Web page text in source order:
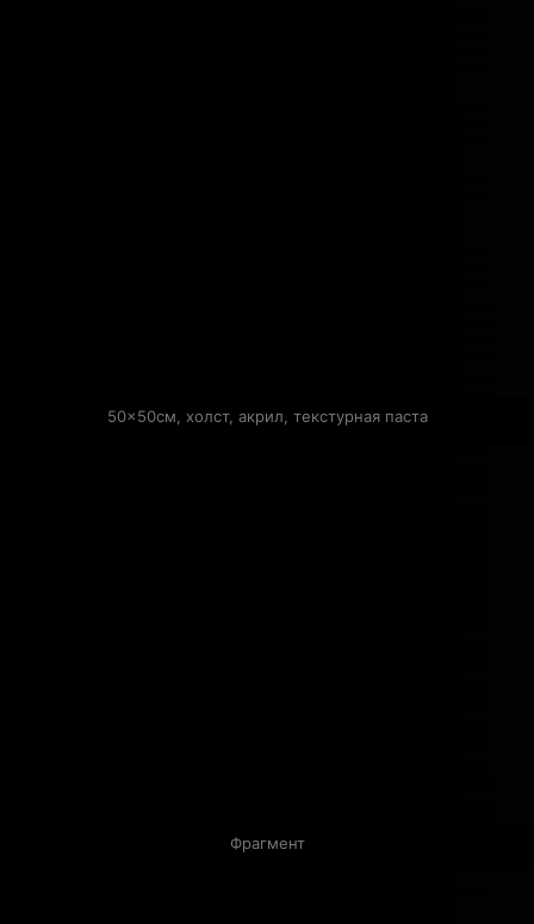
50×50см, холст, акрил, текстурная паста
Фрагмент